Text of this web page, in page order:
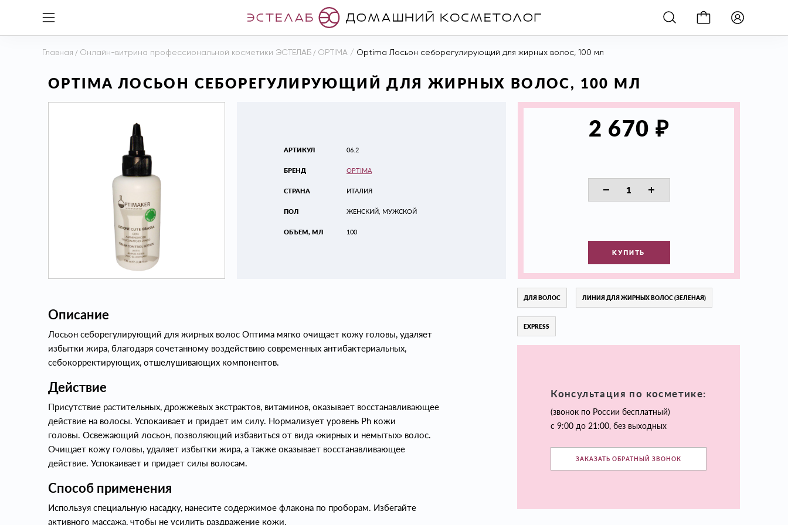
Главная / Онлайн-витрина профессиональной косметики ЭСТЕЛАБ / OPTIMA / Optima Лосьон себорегулирующий для жирных волос, 100 мл
OPTIMA ЛОСЬОН СЕБОРЕГУЛИРУЮЩИЙ ДЛЯ ЖИРНЫХ ВОЛОС, 100 МЛ
АРТИКУЛ
БРЕНД
СТРАНА
ПОЛ
ОБЪЕМ, МЛ
06.2
OPTIMA
ИТАЛИЯ
ЖЕНСКИЙ, МУЖСКОЙ
100
2 670 ₽
КУПИТЬ
Описание
Лосьон себорегулирующий для жирных волос Оптима мягко очищает кожу головы, удаляет
избытки жира, благодаря сочетанному воздействию современных антибактериальных,
себокорректирующих, отшелушивающих компонентов.
Действие
Присутствие растительных, дрожжевых экстрактов, витаминов, оказывает восстанавливающее
действие на волосы. Успокаивает и придает им силу. Нормализует уровень Рh кожи
головы. Освежающий лосьон, позволяющий избавиться от вида «жирных и немытых» волос.
Очищает кожу головы, удаляет избытки жира, а также оказывает восстанавливающее
действие. Успокаивает и придает силы волосам.
Способ применения
Используя специальную насадку, нанесите содержимое флакона по проборам. Избегайте
активного массажа, чтобы не усилить раздражение кожи.
ДЛЯ ВОЛОС ЛИНИЯ ДЛЯ ЖИРНЫХ ВОЛОС (ЗЕЛЕНАЯ)
EXPRESS
Консультация по косметике:
(звонок по России бесплатный)
с 9:00 до 21:00, без выходных
ЗАКАЗАТЬ ОБРАТНЫЙ ЗВОНОК